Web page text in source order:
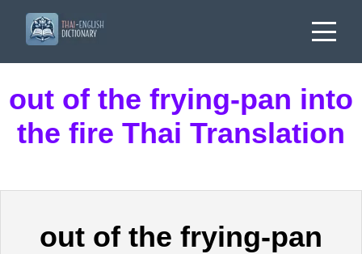
out of the frying-pan into
the fire Thai Translation
out of the frying-pan